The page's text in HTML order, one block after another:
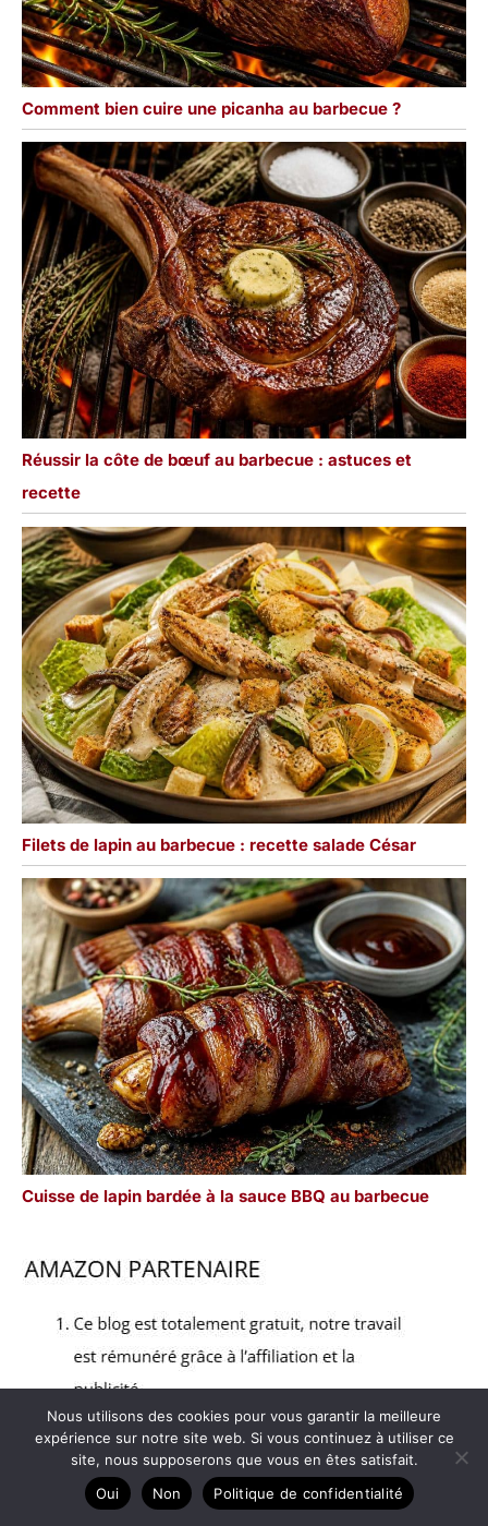
Comment bien cuire une picanha au barbecue ?
Réussir la côte de bœuf au barbecue : astuces et
recette
Filets de lapin au barbecue : recette salade César
Cuisse de lapin bardée à la sauce BBQ au barbecue
Nous utilisons des cookies pour vous garantir la meilleure
expérience sur notre site web. Si vous continuez à utiliser ce
site, nous supposerons que vous en êtes satisfait.
Oui
Non Politique de confidentialité